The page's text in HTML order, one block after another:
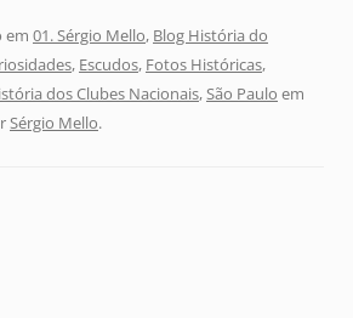
em 01. Sérgio Mello, Blog História do
, Escudos, Fotos Históricas,
dos Clubes Nacionais,São Paulo em
Sérgio Mello.